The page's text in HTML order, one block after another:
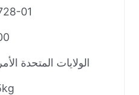
01
الولايات المتحدة